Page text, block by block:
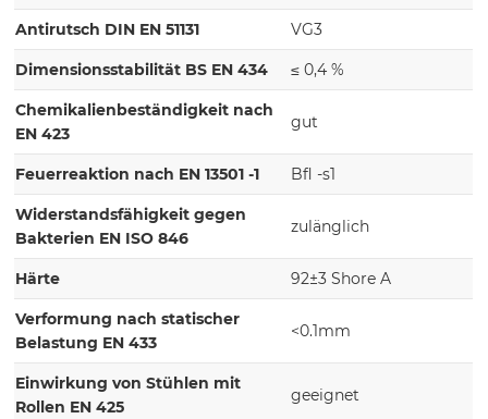
Antirutsch DIN EN 51131 VG3
Dimensionsstabilität BS EN 434 ≤ 0,4 %
Chemikalienbeständigkeit nach
EN 423
gut
Feuerreaktion nach EN 13501 -1 Bfl -s1
Widerstandsfähigkeit gegen
Bakterien EN ISO 846
zulänglich
Härte 92±3 Shore A
Verformung nach statischer
Belastung EN 433
<0.1mm
Einwirkung von Stühlen mit
Rollen EN 425
geeignet